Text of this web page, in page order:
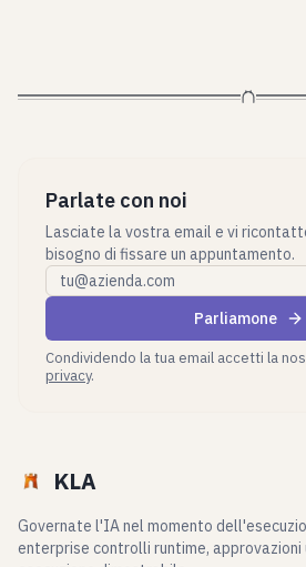
Parlate con noi
Lasciate la vostra email e vi
bisogno di fissare un appuntamento.
Email aziendale
Parliamone
Condividendo la tua email accetti la
privacy.
KLA
Governate l'IA nel momento
enterprise controlli runtime, approvazioni